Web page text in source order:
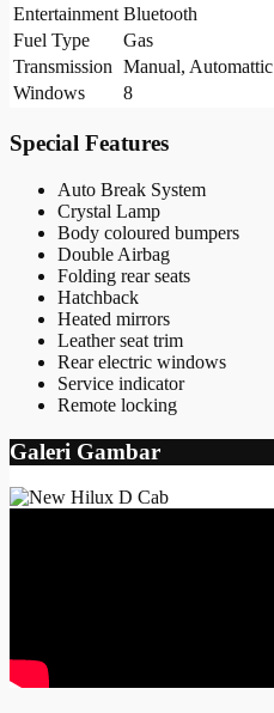
Entertainment Bluetooth
Fuel Type
Gas
Transmission Manual, Automattic
Windows
8
Special Features
Auto Break System
Crystal Lamp
Body coloured bumpers
Double Airbag
Folding rear seats
Hatchback
Heated mirrors
Leather seat trim
Rear electric windows
Service indicator
Remote locking
Galeri Gambar